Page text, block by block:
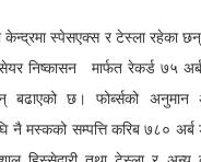
केन्द्रमा स्पेसएक्स र टेस्ला रहेका
सेयर निष्कासन मार्फत रेकर्ड ७५
बढाएको छ। फोर्ब्सको अनुमान
नै मस्कको सम्पत्ति करिब ७८०